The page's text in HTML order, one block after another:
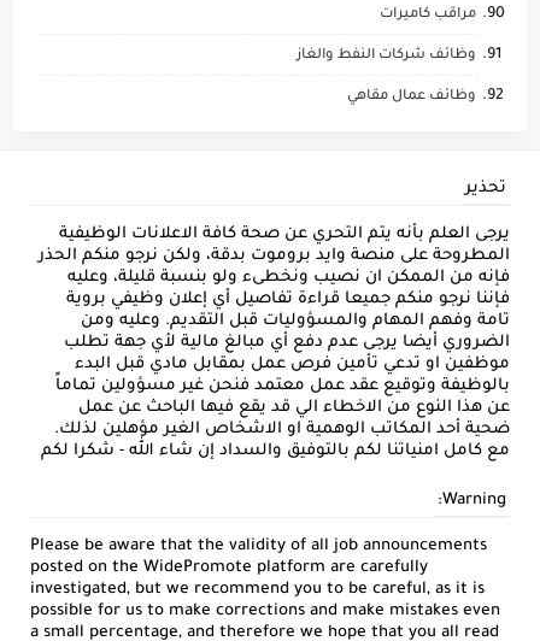
مراقب كاميرات
وظائف شركات النفط والغاز
وظائف عمال مقاهي
تحذير
يرجى العلم بأنه يتم التحري عن صحة كافة الاعلانات الوظيفية
المطروحة على منصة وايد بروموت بدقة، ولكن نرجو منكم الحذر
فإنه من الممكن ان نصيب ونخطىء ولو بنسبة قليلة، وعليه
فإننا نرجو منكم جميعا قراءة تفاصيل أي إعلان وظيفي بروية
تامة وفهم المهام والمسؤوليات قبل التقديم. وعليه ومن
الضروري أيضا يرجى عدم دفع أي مبالغ مالية لأي جهة تطلب
موظفين او تدعي تأمين فرص عمل بمقابل مادي قبل البدء
بالوظيفة وتوقيع عقد عمل معتمد فنحن غير مسؤولين تماماً
عن هذا النوع من الاخطاء الي قد يقع فيها الباحث عن عمل
ضحية أحد المكاتب الوهمية او الاشخاص الغير مؤهلين لذلك.
مع كامل امنياتنا لكم بالتوفيق والسداد إن شاء الله - شكرا لكم
Warning:
Please be aware that the validity of all job announcements
posted on the WidePromote platform are carefully
investigated, but we recommend you to be careful, as it is
possible for us to make corrections and make mistakes even
a small percentage, and therefore we hope that you all read